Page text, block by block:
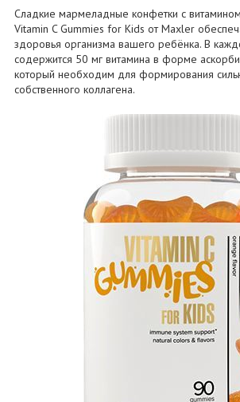
Сладкие мармеладные конфетки с
Vitamin C Gummies for Kids от Maxler
здоровья организма вашего ребёнка. В
содержится 50 мг витамина в форме
который необходим для формирования
собственного коллагена.